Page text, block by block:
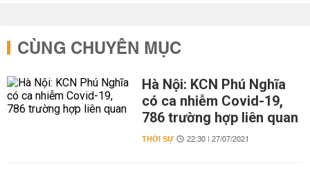
CÙNG CHUYÊN MỤC
Hà Nội: KCN Phú Nghĩa
có ca nhiễm Covid-19,
786 trường hợp liên quan
THỜI SỰ 22:30 | 27/07/2021